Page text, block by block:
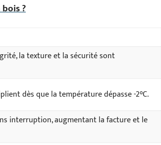
?
la texture et la sécurité sont
dès que la température dépasse -2°C.
interruption, augmentant la facture et le